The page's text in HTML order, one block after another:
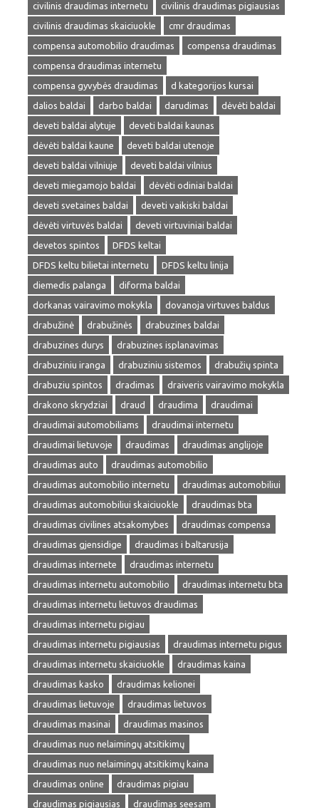
civilinis draudimas internetu
civilinis draudimas pigiausias
civilinis draudimas skaiciuokle
cmr draudimas
compensa automobilio draudimas
compensa draudimas
compensa draudimas internetu
compensa gyvybės draudimas
d kategorijos kursai
dalios baldai
darbo baldai darudimas
dėvėti baldai
deveti baldai alytuje
deveti baldai kaunas
dėvėti baldai kaune
deveti baldai utenoje
deveti baldai vilniuje
deveti baldai vilnius
deveti miegamojo baldai
dėvėti odiniai baldai
deveti svetaines baldai
deveti vaikiski baldai
dėvėti virtuvės baldai
deveti virtuviniai baldai
devetos spintos
DFDS keltai
DFDS keltu bilietai internetu
DFDS keltu linija
diemedis palanga
diforma baldai
dorkanas vairavimo mokykla
dovanoja virtuves baldus
drabužinė
drabužinės
drabuzines baldai
drabuzines durys
drabuzines isplanavimas
drabuziniu iranga
drabuziniu sistemos
drabužių spinta
drabuziu spintos
dradimas
draiveris vairavimo mokykla
drakono skrydziai
draud draudima
draudimai
draudimai automobiliams
draudimai internetu
draudimai lietuvoje
draudimas
draudimas anglijoje
draudimas auto
draudimas automobilio
draudimas automobilio internetu
draudimas automobiliui
draudimas automobiliui skaiciuokle
draudimas bta
draudimas civilines atsakomybes
draudimas compensa
draudimas gjensidige
draudimas i baltarusija
draudimas internete
draudimas internetu
draudimas internetu automobilio
draudimas internetu bta
draudimas internetu lietuvos draudimas
draudimas internetu pigiau
draudimas internetu pigiausias
draudimas internetu pigus
draudimas internetu skaiciuokle
draudimas kaina
draudimas kasko
draudimas kelionei
draudimas lietuvoje
draudimas lietuvos
draudimas masinai
draudimas masinos
draudimas nuo nelaimingų atsitikimų
draudimas nuo nelaimingų atsitikimų kaina
draudimas online
draudimas pigiau
draudimas pigiausias
draudimas seesam